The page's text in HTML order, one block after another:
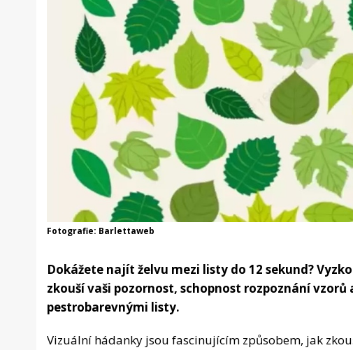
Fotografie: Barlettaweb
Dokážete najít želvu mezi listy do 12 sekund?
zkouší vaši pozornost, schopnost rozpoznání
pestrobarevnými listy.
Vizuální hádanky jsou fascinujícím způsobem, jak